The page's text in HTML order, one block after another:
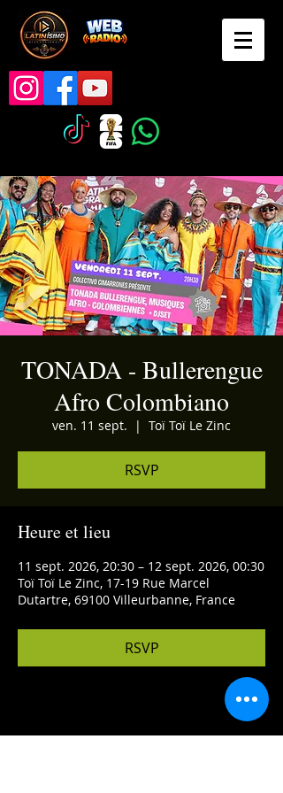
TONADA - Bullerengue
Afro Colombiano
ven. 11 sept.
  |
Toï Toï Le Zinc
RSVP
Heure et lieu
11 sept. 2026, 20:30 – 12 sept. 2026, 00:30
Toï Toï Le Zinc, 17-19 Rue Marcel
Dutartre, 69100 Villeurbanne, France
RSVP